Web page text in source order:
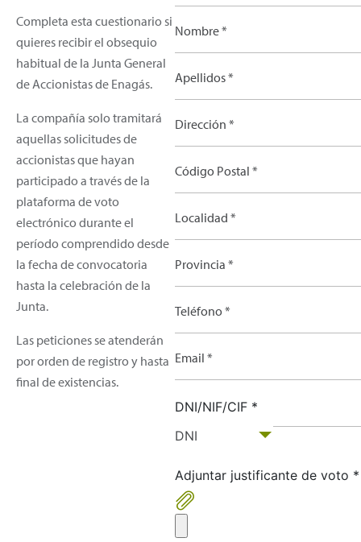
Completa esta cuestionario si
quieres recibir el obsequio
habitual de la Junta General
de Accionistas de Enagás.
La compañía solo tramitará
aquellas solicitudes de
accionistas que hayan
participado a través de la
plataforma de voto
electrónico durante el
período comprendido desde
la fecha de convocatoria
hasta la celebración de la
Junta.
Las peticiones se atenderán
por orden de registro y hasta
final de existencias.
Nombre *
Apellidos *
Dirección *
Código Postal *
Localidad *
Provincia *
Teléfono *
Email *
DNI/NIF/CIF *
DNI
Adjuntar justificante de voto *